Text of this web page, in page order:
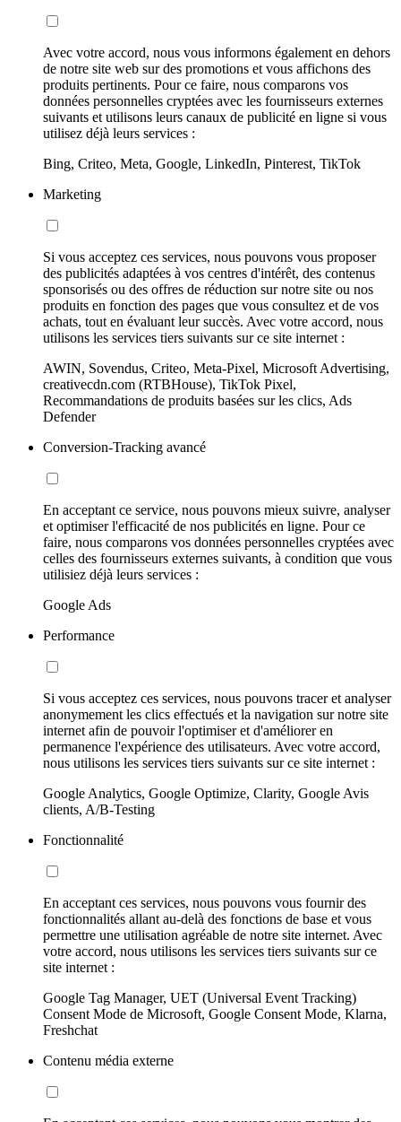
Avec votre accord, nous vous informons également en dehors
de notre site web sur des promotions et vous affichons des
produits pertinents. Pour ce faire, nous comparons vos
données personnelles cryptées avec les fournisseurs externes
suivants et utilisons leurs canaux de publicité en ligne si vous
utilisez déjà leurs services :
Bing, Criteo, Meta, Google, LinkedIn, Pinterest, TikTok
Marketing
Si vous acceptez ces services, nous pouvons vous proposer
des publicités adaptées à vos centres d'intérêt, des contenus
sponsorisés ou des offres de réduction sur notre site ou nos
produits en fonction des pages que vous consultez et de vos
achats, tout en évaluant leur succès. Avec votre accord, nous
utilisons les services tiers suivants sur ce site internet :
AWIN, Sovendus, Criteo, Meta-Pixel, Microsoft Advertising,
creativecdn.com (RTBHouse), TikTok Pixel,
Recommandations de produits basées sur les clics, Ads
Defender
Conversion-Tracking avancé
En acceptant ce service, nous pouvons mieux suivre, analyser
et optimiser l'efficacité de nos publicités en ligne. Pour ce
faire, nous comparons vos données personnelles cryptées avec
celles des fournisseurs externes suivants, à condition que vous
utilisiez déjà leurs services :
Google Ads
Performance
Si vous acceptez ces services, nous pouvons tracer et analyser
anonymement les clics effectués et la navigation sur notre site
internet afin de pouvoir l'optimiser et d'améliorer en
permanence l'expérience des utilisateurs. Avec votre accord,
nous utilisons les services tiers suivants sur ce site internet :
Google Analytics, Google Optimize, Clarity, Google Avis
clients, A/B-Testing
Fonctionnalité
En acceptant ces services, nous pouvons vous fournir des
fonctionnalités allant au-delà des fonctions de base et vous
permettre une utilisation agréable de notre site internet. Avec
votre accord, nous utilisons les services tiers suivants sur ce
site internet :
Google Tag Manager, UET (Universal Event Tracking)
Consent Mode de Microsoft, Google Consent Mode, Klarna,
Freshchat
Contenu média externe